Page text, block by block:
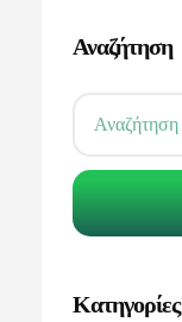
Αναζήτηση
Κατηγορίες